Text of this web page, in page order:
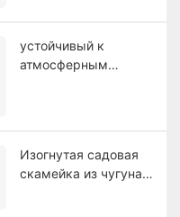
устойчивый к
атмосферным
Изогнутая садовая
скамейка из чугуна